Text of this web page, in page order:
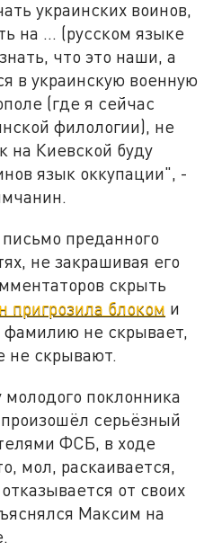
украинских воинов,
на … (русском языке
что это наши, а
в украинскую военную
(где я сейчас
филологии), не
на Киевской буду
язык оккупации", -
преданного
не закрашивая его
скрыть
пригрозила блоком и
фамилию не скрывает,
не скрывают.
поклонника
серьёзный
ФСБ, в ходе
мол, раскаивается,
от своих
Максим на